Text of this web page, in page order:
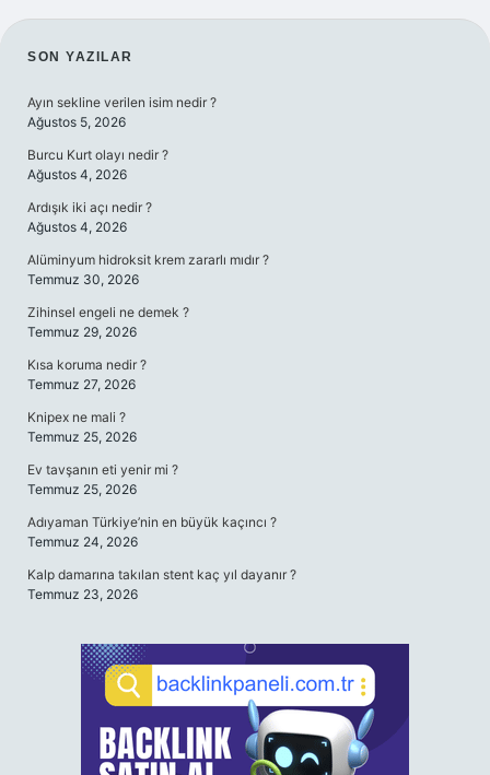
SIDEBAR
SON YAZILAR
Ayın sekline verilen isim nedir ?
Ağustos 5, 2026
Burcu Kurt olayı nedir ?
Ağustos 4, 2026
Ardışık iki açı nedir ?
Ağustos 4, 2026
Alüminyum hidroksit krem zararlı mıdır ?
Temmuz 30, 2026
Zihinsel engeli ne demek ?
Temmuz 29, 2026
Kısa koruma nedir ?
Temmuz 27, 2026
Knipex ne mali ?
Temmuz 25, 2026
Ev tavşanın eti yenir mi ?
Temmuz 25, 2026
Adıyaman Türkiye’nin en büyük kaçıncı ?
Temmuz 24, 2026
Kalp damarına takılan stent kaç yıl dayanır ?
Temmuz 23, 2026